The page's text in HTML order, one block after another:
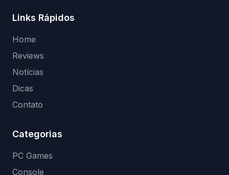
Links Rápidos
Home
Reviews
Notícias
Dicas
Contato
Categorias
PC Games
Console